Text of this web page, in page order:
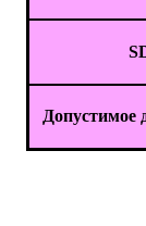
Допустимое